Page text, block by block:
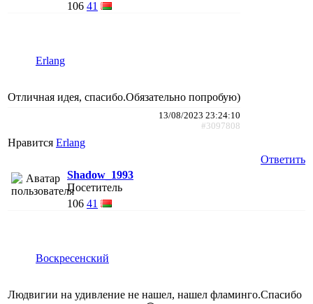
106 41
Erlang
Отличная идея, спасибо.Обязательно попробую)
13/08/2023 23:24:10
#3097808
Нравится Erlang
Ответить
Shadow_1993
Посетитель
106 41
Воскресенский
Людвигии на удивление не нашел, нашел фламинго.Спасибо